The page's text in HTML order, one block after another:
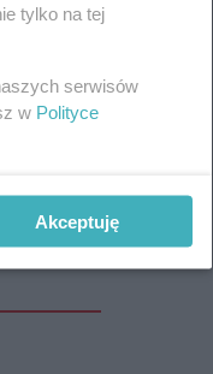
tylko na tej
serwisów
w Polityce
Akceptuję